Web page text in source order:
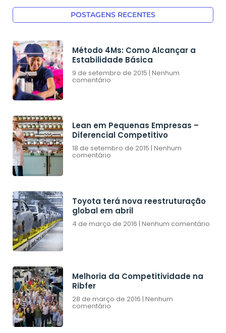
POSTAGENS RECENTES
Método 4Ms: Como Alcançar a
Estabilidade Básica
9 de setembro de 2015 Nenhum
comentário
Lean em Pequenas Empresas –
Diferencial Competitivo
18 de setembro de 2015 Nenhum
comentário
Toyota terá nova reestruturação
global em abril
4 de março de 2016 Nenhum comentário
Melhoria da Competitividade na
Ribfer
28 de março de 2016 Nenhum
comentário